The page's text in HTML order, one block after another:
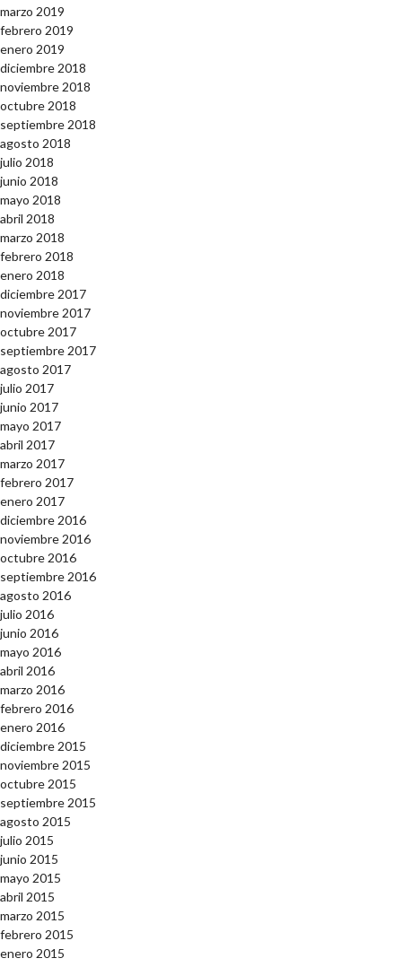
marzo 2019
febrero 2019
enero 2019
diciembre 2018
noviembre 2018
octubre 2018
septiembre 2018
agosto 2018
julio 2018
junio 2018
mayo 2018
abril 2018
marzo 2018
febrero 2018
enero 2018
diciembre 2017
noviembre 2017
octubre 2017
septiembre 2017
agosto 2017
julio 2017
junio 2017
mayo 2017
abril 2017
marzo 2017
febrero 2017
enero 2017
diciembre 2016
noviembre 2016
octubre 2016
septiembre 2016
agosto 2016
julio 2016
junio 2016
mayo 2016
abril 2016
marzo 2016
febrero 2016
enero 2016
diciembre 2015
noviembre 2015
octubre 2015
septiembre 2015
agosto 2015
julio 2015
junio 2015
mayo 2015
abril 2015
marzo 2015
febrero 2015
enero 2015